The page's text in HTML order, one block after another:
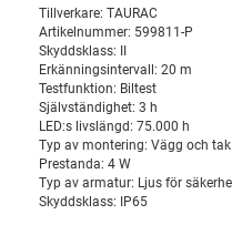
Tillverkare: TAURAC
Artikelnummer: 599811-P
Skyddsklass: II
Erkänningsintervall: 20 m
Testfunktion: Biltest
Självständighet: 3 h
LED:s livslängd: 75.000 h
Typ av montering: Vägg och tak
Prestanda: 4 W
Typ av armatur: Ljus för
Skyddsklass: IP65